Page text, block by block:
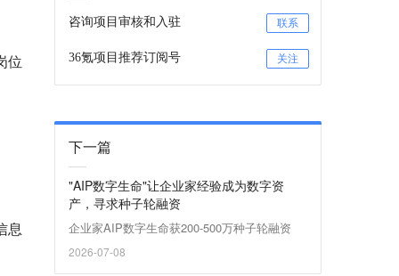
位
息
咨询项目审核和入驻 联系
36氪项目推荐订阅号 关注
下一篇
"AIP数字生命"让企业家经验成为数字资
产，寻求种子轮融资
企业家AIP数字生命获200-500万种子轮融资
2026-07-08